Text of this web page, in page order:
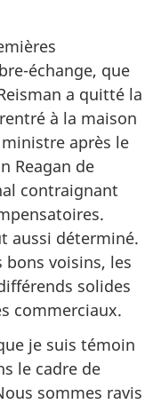
échange, que
a quitté la
à la maison
après le
Reagan de
contraignant
aussi déterminé.
voisins, les
solides
commerciaux.
je suis témoin
le cadre de
sommes ravis